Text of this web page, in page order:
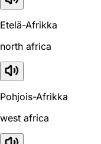
Etelä-Afrikka
north africa
Pohjois-Afrikka
west africa